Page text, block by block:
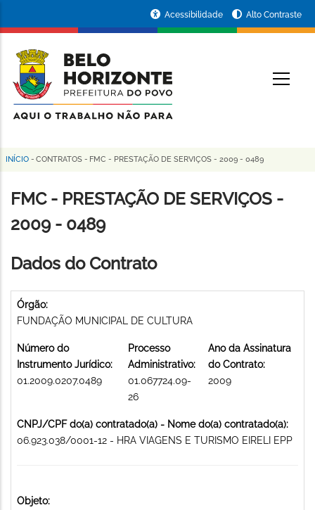
conteúdo
principal
da
Prefeitura
de
Horizonte
Acessibilidade Alto Contraste
Trilha
de
navegação
INÍCIO - CONTRATOS - FMC - PRESTAÇÃO DE SERVIÇOS - 2009 - 0489
FMC - PRESTAÇÃO DE SERVIÇOS -
2009 - 0489
Dados do Contrato
Órgão:
FUNDAÇÃO MUNICIPAL DE CULTURA
Número do
Instrumento Jurídico:
01.2009.0207.0489
Processo
Administrativo:
01.067724.09-
26
Ano da Assinatura
do Contrato:
2009
CNPJ/CPF do(a) contratado(a) - Nome do(a) contratado(a):
06.923.038/0001-12 - HRA VIAGENS E TURISMO EIRELI EPP
Objeto: